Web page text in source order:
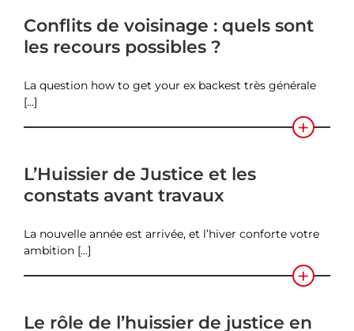
Conflits de voisinage : quels sont
les recours possibles ?
La question how to get your ex backest très générale
[...]
L’Huissier de Justice et les
constats avant travaux
La nouvelle année est arrivée, et l’hiver conforte votre
ambition [...]
Le rôle de l’huissier de justice en